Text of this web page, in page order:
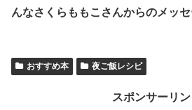
んなさくらももこさんからのメッセ
おすすめ本 夜ご飯レシピ
スポンサーリン